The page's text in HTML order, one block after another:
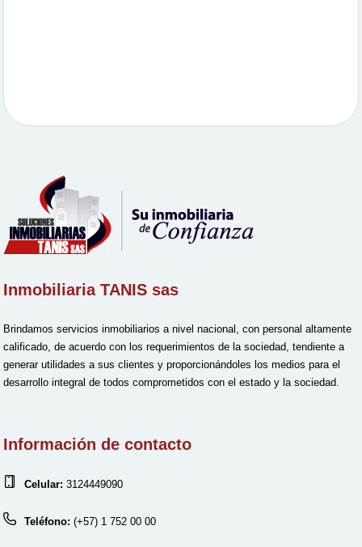
Inmobiliaria TANIS sas
Brindamos servicios inmobiliarios a nivel nacional, con personal altamente
calificado, de acuerdo con los requerimientos de la sociedad, tendiente a
generar utilidades a sus clientes y proporcionándoles los medios para el
desarrollo integral de todos comprometidos con el estado y la sociedad.
Información de contacto
Celular: 3124449090
Teléfono: (+57) 1 752 00 00